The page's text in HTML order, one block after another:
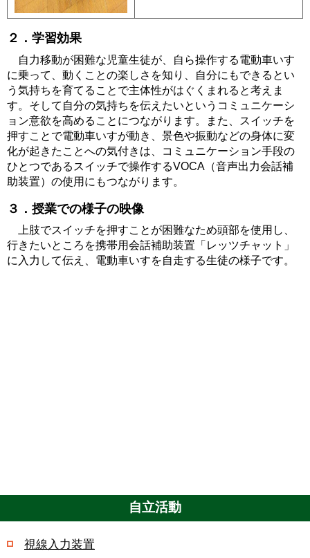
２．学習効果
自力移動が困難な児童生徒が、自ら操作する電動車いす
に乗って、動くことの楽しさを知り、自分にもできるとい
う気持ちを育てることで主体性がはぐくまれると考えま
す。そして自分の気持ちを伝えたいというコミュニケーシ
ョン意欲を高めることにつながります。また、スイッチを
押すことで電動車いすが動き、景色や振動などの身体に変
化が起きたことへの気付きは、コミュニケーション手段の
ひとつであるスイッチで操作するVOCA（音声出力会話補
助装置）の使用にもつながります。
３．授業での様子の映像
上肢でスイッチを押すことが困難なため頭部を使用し、
行きたいところを携帯用会話補助装置「レッツチャット」
に入力して伝え、電動車いすを自走する生徒の様子です。
自立活動
視線入力装置